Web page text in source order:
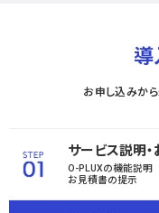
導
お申し込みか
サービス説明・
O-PLUXの機能説明
お見積書の提示